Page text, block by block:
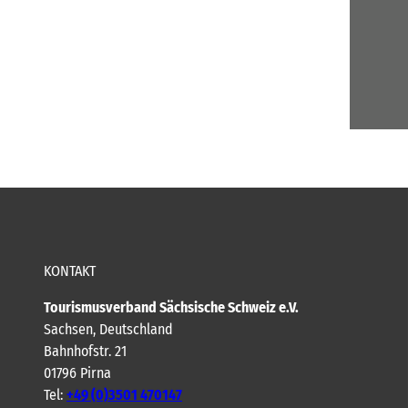
KONTAKT
Tourismusverband Sächsische Schweiz e.V.
Sachsen, Deutschland
Bahnhofstr. 21
01796 Pirna
Tel: +49 (0)3501 470147